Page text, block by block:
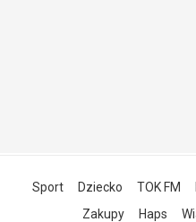
Sport Dziecko TOK FM
Zakupy
Haps